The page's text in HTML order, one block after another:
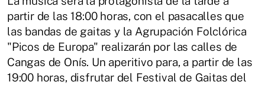
partir de las 18:00 horas, con el pasacalles que
las bandas de gaitas y la Agrupación Folclórica
"Picos de Europa" realizarán por las calles de
Cangas de Onís. Un aperitivo para, a partir de las
19:00 horas, disfrutar del Festival de Gaitas del